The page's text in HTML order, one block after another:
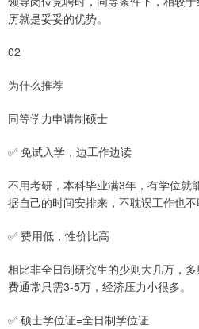
历就是妥妥的优势。
02
为什么推荐
同等学力申请制硕士
✅ 免试入学，边工作边读
不用考研，本科毕业满3年，有学位就
据自己的时间安排来，不耽误工作也不
✅ 费用低，性价比高
相比非全日制研究生的少则大几万，
费通常只需3-5万，经济压力小很多。
✅ 硕士学位证=全日制学位证